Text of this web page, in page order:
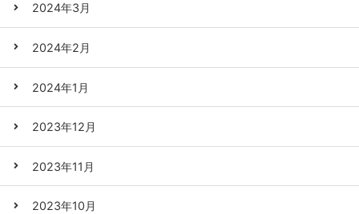
2024年3月
2024年2月
2024年1月
2023年12月
2023年11月
2023年10月